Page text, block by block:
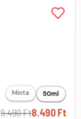
Minta 50ml
9.490 Ft8.490 Ft